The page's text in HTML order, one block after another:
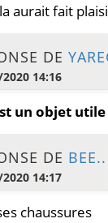
aurait fait
DE
14:16
un objet
DE BEE..
14:17
chaussures